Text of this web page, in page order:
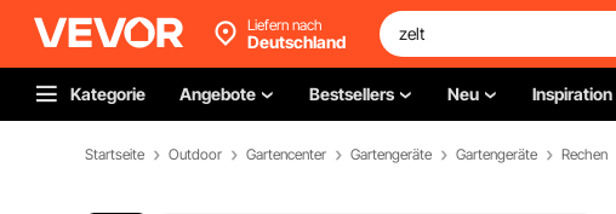
Liefern nach
Deutschland
Kategorie Angebote Bestsellers Neu Inspiration
Startseite Outdoor Gartencenter Gartengeräte Gartengeräte Rechen